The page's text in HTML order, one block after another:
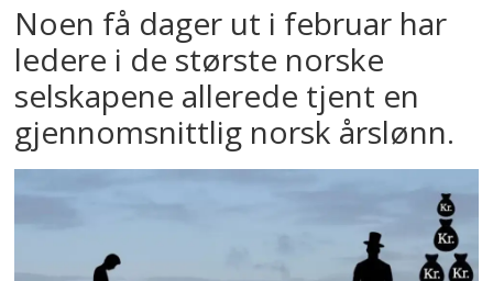
Noen få dager ut i februar har
ledere i de største norske
selskapene allerede tjent en
gjennomsnittlig norsk årslønn.